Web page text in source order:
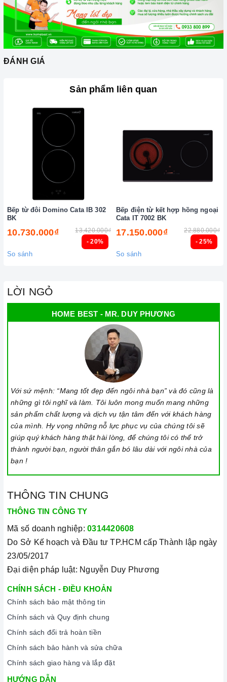
vì sẽ tạo ra rất nhiều tiếng ồn trong khi nấu, đồng thời dễ ảnh
hưởng không tốt đến bếp hồng ngoại.
Nên chọn nồi có đường kính đáy phù hợp với vùng nấu,
không nhỏ quá cũng không to quá. Đường kính nồi thông
thường khoảng từ 10-35cm.
Đảm bảo đọc hướng dẫn sử dụng kèm theo để biết điện áp
và dòng điện yêu cầu cũng như các thông số kỹ thuật khác.
Làm theo hướng dẫn của nhà sản xuất.
Đặt bếp trên bề mặt phẳng, ổn định.
Đặt dụng cụ nấu đúng trọng tâm của vùng nấu trước khi bật
cảm ứng để tránh các mã lỗi và để tiết kiệm điện năng.
Bật bếp bằng cách chạm vào nút bật/ tắt trên bảng điều
khiển, và thao tác trượt để tăng giảm công suất/ nhiệt độ/
thời gian.
Khóa trẻ em: sử dụng để bảo đảm an toàn nếu nhà có trẻ em
và để ngăn mọi tác động làm thay đổi các cài đặt trong quá
hoặc tắt tính năng này, nhấn giữ biểu tượng khóa trong vài
giây cho đến khi có tín hiệu thông báo.
Lưu ý vệ sinh và bảo quản bếp
Luôn dùng khăn mềm và khô để vệ sinh mặt bếp, chú ý lau
thật nhẹ để tránh làm trầy xước mặt bếp.
Đối với các vết bẩn cứng đầu, có thể dùng giấy ướt hoặc chất
tẩy rửa chuyên dụng để lau mặt bếp.
Lưu ý chỉ nên thực hiện việc này khi bếp đã nguội và cách xa
thời gian nấu nướng để đảm bảo an toàn.
Khi không sử dụng, nên cất giữ cẩn thận và bảo quản mặt
bếp để tránh làm trầy xước, ảnh hưởng đến cảm ứng bếp..
Thường xuyên lau chùi bếp và giữ vệ sinh sạch sẽ để đảm
bảo tuổi thọ của bếp.
3. Tại sao nên chọn mua sản phẩm tại Home Best?
Cam kết hàng chính hãng:
phẩm chính hãng 100%, có nguồn gốc, xuất xứ và chứng từ
rõ ràng.
Chế độ hỗ trợ bảo hành linh hoạt:
lắp đặt, chế độ bảo hành chính hãng, hậu mãi chuyên
và không gặp bất kỳ khó khăn nào trong quá trình sử dụng
sản phẩm.
hành cùng quý khách trong quá trình mua sắm và sử dụng
sản phẩm.
ĐÁNH GIÁ
Sản phẩm liên quan
- 20%
Bếp từ đôi Domino Cata IB 302
BK
10.730.000₫ 13.420.000₫
So sánh
- 25%
Bếp điện từ kết hợp hồng ngoại
Cata IT 7002 BK
17.150.000₫ 22.880.000₫
So sánh
LỜI NGỎ
HOME BEST - MR. DUY PHƯƠNG
Với sứ mệnh: “Mang tốt đẹp đến ngôi nhà bạn” và đó cũng là
những gì tôi nghĩ và làm. Tôi luôn mong muốn mang những
sản phẩm chất lượng và dịch vụ tận tâm đến với khách hàng
của mình. Hy vọng những nỗ lực phục vụ của chúng tôi sẽ
giúp quý khách hàng thật hài lòng, để chúng tôi có thể trở
thành người bạn, người thân gắn bó lâu dài với ngôi nhà của
bạn !
THÔNG TIN CHUNG
THÔNG TIN CÔNG TY
Mã số doanh nghiệp: 0314420608
Do Sở Kế hoạch và Đầu tư TP.HCM cấp Thành lập ngày
23/05/2017
Đại diện pháp luật: Nguyễn Duy Phương
CHÍNH SÁCH - ĐIỀU KHOẢN
Chính sách bảo mật thông tin
Chính sách và Quy định chung
Chính sách đổi trả hoàn tiền
Chính sách bảo hành và sửa chữa
Chính sách giao hàng và lắp đặt
HƯỚNG DẪN